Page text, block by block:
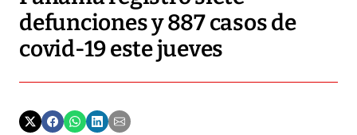
defunciones y 887 casos de
covid-19 este jueves